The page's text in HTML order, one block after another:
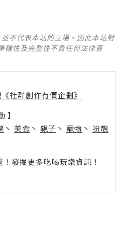
不代表本站的立場。因此本站對
確性及完整性不負任何法律責
社群創作有價企劃》
】
丶 美食 丶 親子 丶 寵物 丶 扮靚
發掘更多吃喝玩樂資訊！